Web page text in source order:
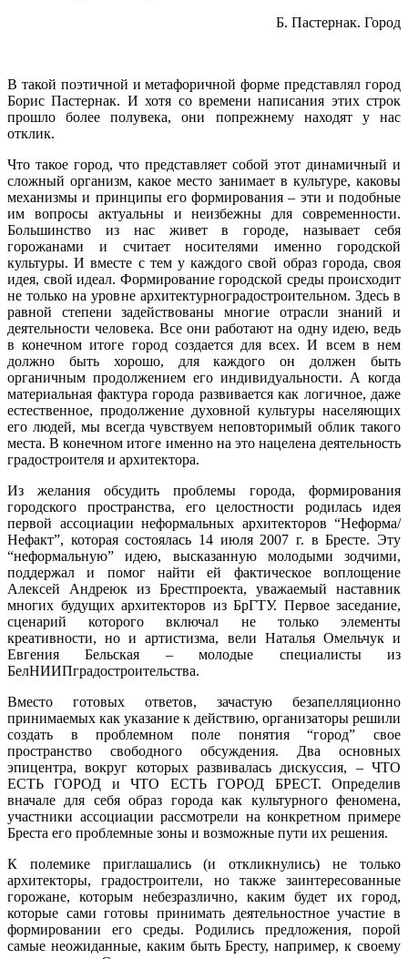
Б. Пастернак. Город
В такой поэтичной и метафоричной форме представлял город
Борис Пастернак. И хотя со времени написания этих строк
прошло более полувека, они попрежнему находят у нас
отклик.
Что такое город, что представляет собой этот динамичный и
сложный организм, какое место занимает в культуре, каковы
механизмы и принципы его формирования – эти и подобные
им вопросы актуальны и неизбежны для современности.
Большинство из нас живет в городе, называет себя
горожанами и считает носителями именно городской
культуры. И вместе с тем у каждого свой образ города, своя
идея, свой идеал. Формирование городской среды происходит
не только на уровне архитектурноградостроительном. Здесь в
равной степени задействованы многие отрасли знаний и
деятельности человека. Все они работают на одну идею, ведь
в конечном итоге город создается для всех. И всем в нем
должно быть хорошо, для каждого он должен быть
органичным продолжением его индивидуальности. А когда
материальная фактура города развивается как логичное, даже
естественное, продолжение духовной культуры населяющих
его людей, мы всегда чувствуем неповторимый облик такого
места. В конечном итоге именно на это нацелена деятельность
градостроителя и архитектора.
Из желания обсудить проблемы города, формирования
городского пространства, его целостности родилась идея
первой ассоциации неформальных архитекторов “Не­форма/
Не­факт”, которая состоялась 14 июля 2007 г. в Бресте. Эту
“неформальную” идею, высказанную молодыми зодчими,
поддержал и помог найти ей фактическое воплощение
Алексей Андреюк из Брестпроекта, уважаемый наставник
многих будущих архитекторов из БрГТУ. Первое заседание,
сценарий которого включал не только элементы
креативности, но и артистизма, вели Наталья Омельчук и
Евгения Бельская – молодые специалисты из
БелНИИПградостроительства.
Вместо готовых ответов, зачастую безапелляционно
принимаемых как указание к действию, организаторы решили
создать в проблемном поле понятия “город” свое
пространство свободного обсуждения. Два основных
эпицентра, вокруг которых развивалась дискуссия, – ЧТО
ЕСТЬ ГОРОД и ЧТО ЕСТЬ ГОРОД БРЕСТ. Определив
вначале для себя образ города как культурного феномена,
участники ассоциации рассмотрели на конкретном примере
Бреста его проблемные зоны и возможные пути их решения.
К полемике приглашались (и откликнулись) не только
архитекторы, градостроители, но также заинтересованные
горожане, которым небезразлично, каким будет их город,
которые сами готовы принимать деятельностное участие в
формировании его среды. Родились предложения, порой
самые неожиданные, каким быть Бресту, например, к своему